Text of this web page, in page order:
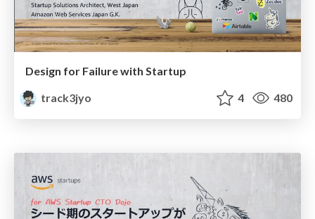
Design for Failure with Startup
track3jyo
4 480